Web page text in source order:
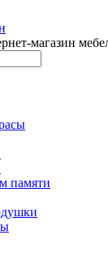
магазин
памяти